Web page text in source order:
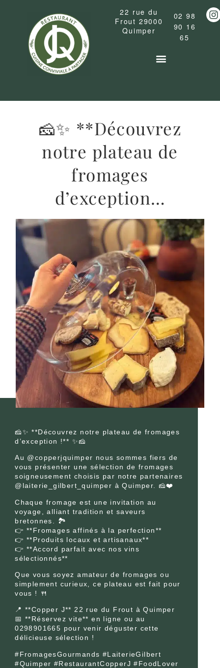
22 rue du
Frout 29000
Quimper
02 98
90 16
65
🧀✨ **Découvrez
notre plateau de
fromages
d’exception…
🧀✨ **Découvrez notre plateau de fromages
d’exception !** ✨🧀
Au @copperjquimper nous sommes fiers de
vous présenter une sélection de fromages
soigneusement choisis par notre partenaires
@laiterie_gilbert_quimper à Quimper. 🧀❤️
Chaque fromage est une invitation au
voyage, alliant tradition et saveurs
bretonnes. 🏞️
👉 **Fromages affinés à la perfection**
👉 **Produits locaux et artisanaux**
👉 **Accord parfait avec nos vins
sélectionnés**
Que vous soyez amateur de fromages ou
simplement curieux, ce plateau est fait pour
vous ! 🍴
📍 **Copper J** 22 rue du Frout à Quimper
📅 **Réservez vite** en ligne ou au
0298901665 pour venir déguster cette
délicieuse sélection !
#FromagesGourmands #LaiterieGilbert
#Quimper #RestaurantCopperJ #FoodLover